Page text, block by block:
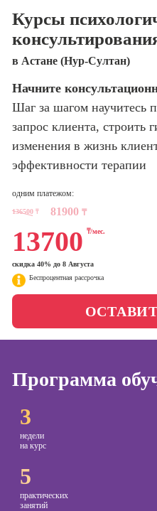
Школа дизайна
Школа нейросетей и
Школа психологии
Школа актерского
мастерства
Школа бизнеса и
управления
Фотошкола
Школа медиа
Курсы
в Астане (Нур-Султан)
Начните
Шаг за шагом научитесь
запрос клиента, строить
изменения в жизнь
эффективности терапии
одним платежом:
136500 ₸ 81900 ₸
13700 ₸/мес.
скидка 40% до 8 Августа
Беспроцентная рассрочка
Программа
3
недели
на курс
5
практических
занятий